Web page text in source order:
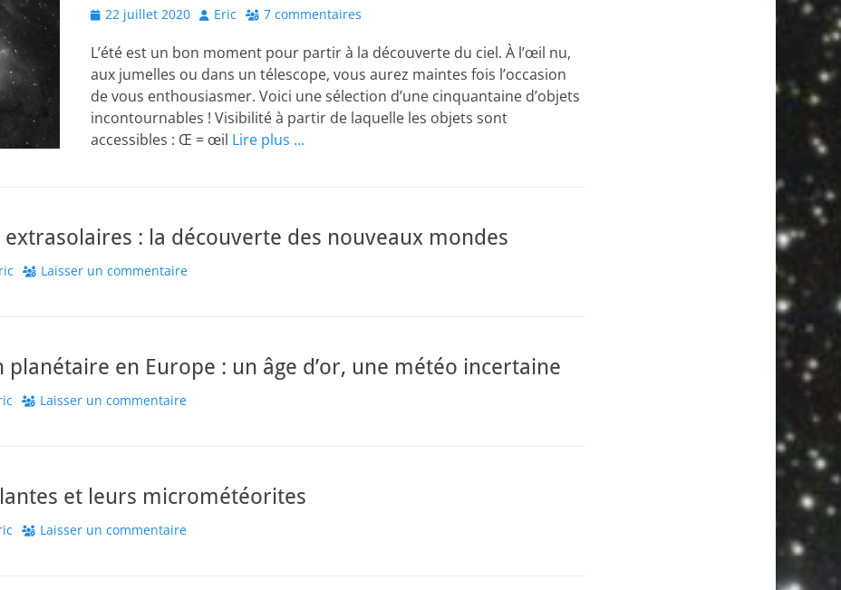
Posted
22 juillet 2020 Author
Eric 7 commentaires
L’été est un bon moment pour partir à la découverte du ciel. À l’œil nu,
aux jumelles ou dans un télescope, vous aurez maintes fois l’occasion
de vous enthousiasmer. Voici une sélection d’une cinquantaine d’objets
incontournables ! Visibilité à partir de laquelle les objets sont
accessibles : Œ = œil Lire plus …
extrasolaires : la découverte des nouveaux mondes
Laisser un commentaire
planétaire en Europe : un âge d’or, une météo incertaine
Laisser un commentaire
et leurs micrométéorites
Laisser un commentaire